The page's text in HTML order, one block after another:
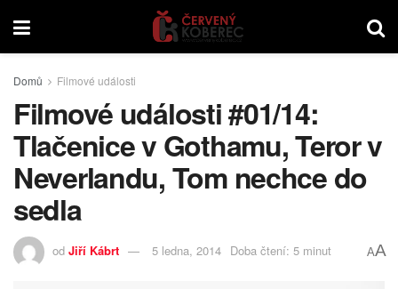
Domů Filmové události
Filmové události #01/14:
Tlačenice v Gothamu, Teror v
Neverlandu, Tom nechce do
sedla
od Jiří Kábrt 5 ledna, 2014 Doba čtení: 5 minut AA